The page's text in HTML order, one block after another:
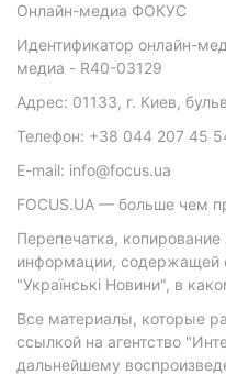
Онлайн-медиа ФОКУС
Идентификатор онлайн-
медиа - R40-03129
Адрес: 01133, г. Киев,
Телефон: +38 044 207 45
E-mail: info@focus.ua
FOCUS.UA — больше чем
Перепечатка,
информации, содержащей
"Українські Новини", в
Все материалы, которые
ссылкой на агентство
дальнейшему